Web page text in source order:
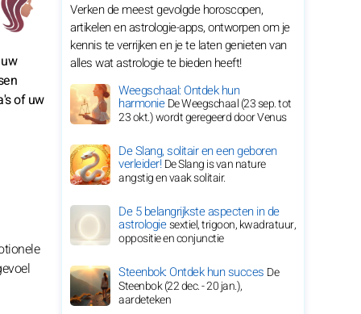
of uw
Verken de meest gevolgde horoscopen,
artikelen en astrologie-apps, ontworpen om je
kennis te verrijken en je te laten genieten van
alles wat astrologie te bieden heeft!
Weegschaal: Ontdek hun
harmonieDe Weegschaal (23 sep. tot
23 okt.) wordt geregeerd door Venus
De Slang, solitair en een geboren
verleider!De Slang is van nature
angstig en vaak solitair.
De 5 belangrijkste aspecten in de
astrologiesextiel, trigoon, kwadratuur,
oppositie en conjunctie
Steenbok: Ontdek hun succes De
Steenbok (22 dec. - 20 jan.),
aardeteken